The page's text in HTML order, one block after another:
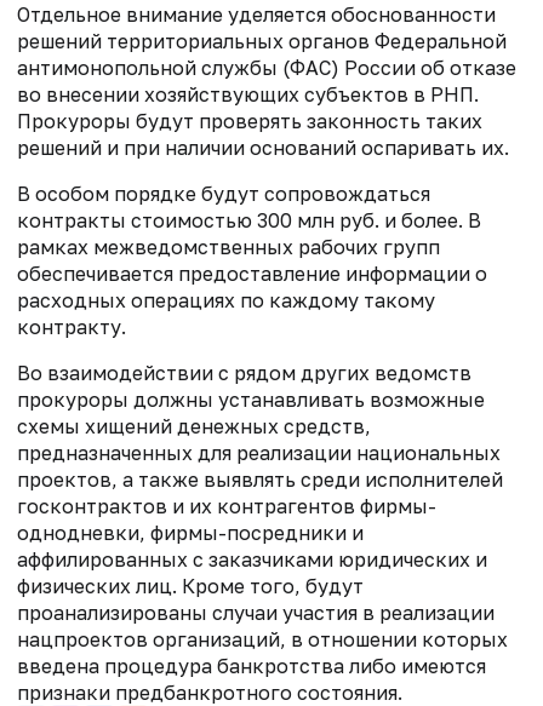
Отдельное внимание уделяется обоснованности
решений территориальных органов Федеральной
антимонопольной службы (ФАС) России об отказе
во внесении хозяйствующих субъектов в РНП.
Прокуроры будут проверять законность таких
решений и при наличии оснований оспаривать их.
В особом порядке будут сопровождаться
контракты стоимостью 300 млн руб. и более. В
рамках межведомственных рабочих групп
обеспечивается предоставление информации о
расходных операциях по каждому такому
контракту.
Во взаимодействии с рядом других ведомств
прокуроры должны устанавливать возможные
схемы хищений денежных средств,
предназначенных для реализации национальных
проектов, а также выявлять среди исполнителей
госконтрактов и их контрагентов фирмы-
однодневки, фирмы-посредники и
аффилированных с заказчиками юридических и
физических лиц. Кроме того, будут
проанализированы случаи участия в реализации
нацпроектов организаций, в отношении которых
введена процедура банкротства либо имеются
признаки предбанкротного состояния.